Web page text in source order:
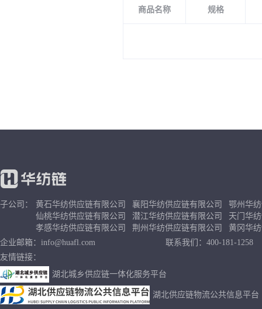
商品名称 规格
子公司： 黄石华纺供应链有限公司 襄阳华纺供应链有限公司
鄂州华
仙桃华纺供应链有限公司
潜江华纺供应链有限公司
天门华
孝感华纺供应链有限公司
荆州华纺供应链有限公司
黄冈华
企业邮箱：info@huafl.com
联系我们：400-181-1258
友情链接：
湖北城乡供应链一体化服务平台
湖北供应链物流公共信息平台